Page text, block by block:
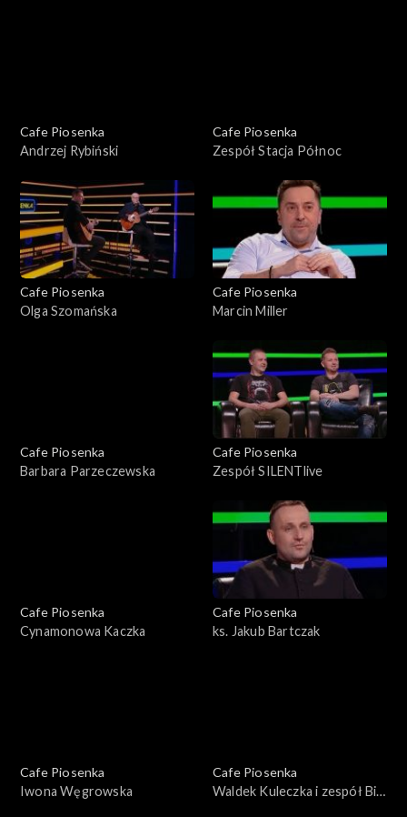
Cafe Piosenka
Andrzej Rybiński
Cafe Piosenka
Zespół Stacja Północ
Cafe Piosenka
Olga Szomańska
Cafe Piosenka
Marcin Miller
Cafe Piosenka
Barbara Parzeczewska
Cafe Piosenka
Zespół SILENTlive
Cafe Piosenka
Cynamonowa Kaczka
Cafe Piosenka
ks. Jakub Bartczak
Cafe Piosenka
Iwona Węgrowska
Cafe Piosenka
Waldek Kuleczka i zespół Big